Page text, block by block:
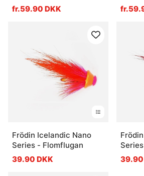
fr.59.90 DKK
Frödin Icelandic Nano
Series - Flomflugan
39.90 DKK
39.90